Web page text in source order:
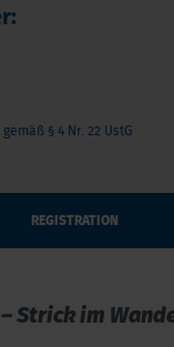
§ 4 Nr. 22 UstG
REGISTRATION
Strick im